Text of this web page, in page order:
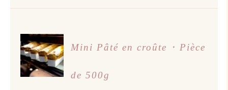
AJOUTER
AU
PANIER
/
DÉTAILS
Mini Pâté en croûte ･ Pièce
de 500g